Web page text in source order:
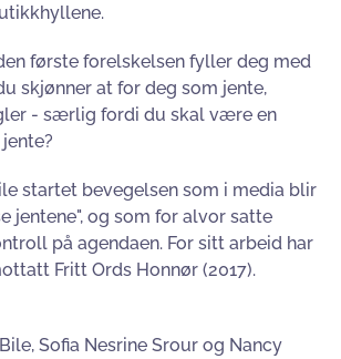
første forelskelsen fyller deg med
skjønner at for deg som jente,
- særlig fordi du skal være en
startet bevegelsen som i media blir
jentene", og som for alvor satte
på agendaen. For sitt arbeid har
Fritt Ords Honnør (2017).
Sofia Nesrine Srour og Nancy